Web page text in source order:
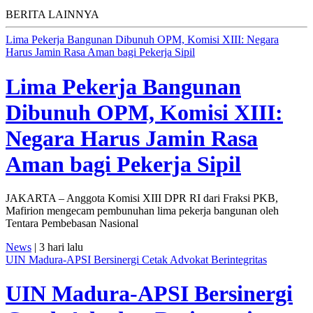
BERITA LAINNYA
Lima Pekerja Bangunan Dibunuh OPM, Komisi XIII: Negara
Harus Jamin Rasa Aman bagi Pekerja Sipil
Lima Pekerja Bangunan
Dibunuh OPM, Komisi XIII:
Negara Harus Jamin Rasa
Aman bagi Pekerja Sipil
JAKARTA – Anggota Komisi XIII DPR RI dari Fraksi PKB,
Mafirion mengecam pembunuhan lima pekerja bangunan oleh
Tentara Pembebasan Nasional
News | 3 hari lalu
UIN Madura-APSI Bersinergi Cetak Advokat Berintegritas
UIN Madura-APSI Bersinergi